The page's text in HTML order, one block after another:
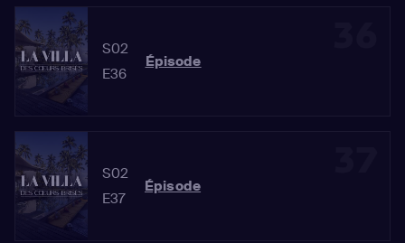
S02
E36
Épisode
S02
E37
Épisode